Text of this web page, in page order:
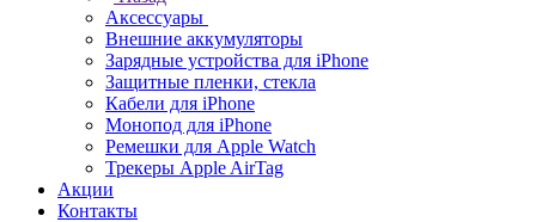
Аксессуары
Внешние аккумуляторы
Зарядные устройства для iPhone
Защитные пленки, стекла
Кабели для iPhone
Монопод для iPhone
Ремешки для Apple Watch
Трекеры Apple AirTag
Акции
Контакты